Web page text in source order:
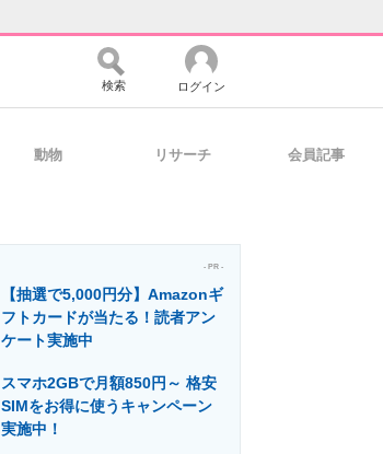
マーケ×ITの今がよく分かる
検索 ログイン
動物 リサーチ 会員記事
- PR -
【抽選で5,000円分】Amazonギ
フトカードが当たる！読者アン
ケート実施中
スマホ2GBで月額850円～ 格安
SIMをお得に使うキャンペーン
実施中！